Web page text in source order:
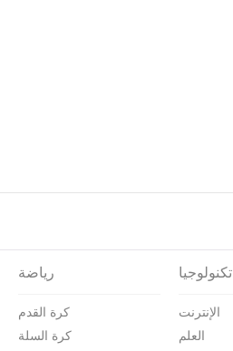
رياضة
كرة القدم
كرة السلة
تكنولوجيا
الإنترنت
العلم